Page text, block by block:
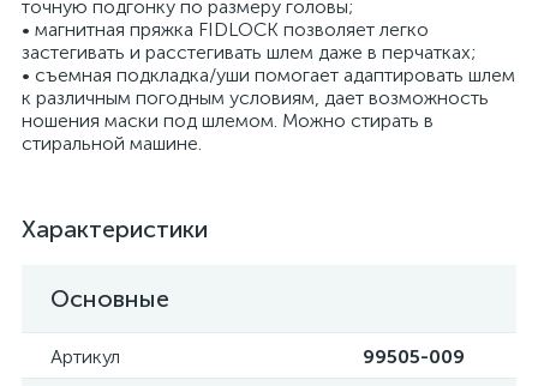
точную подгонку по размеру головы;
• магнитная пряжка FIDLOCK позволяет легко
застегивать и расстегивать шлем даже в перчатках;
• съемная подкладка/уши помогает адаптировать шлем
к различным погодным условиям, дает возможность
ношения маски под шлемом. Можно стирать в
стиральной машине.
Характеристики
Основные
Артикул 99505-009